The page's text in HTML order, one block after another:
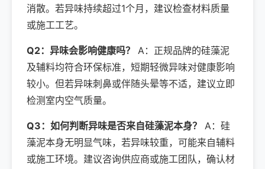
消散。若异味持续超过1个月，建议检查材料质量
或施工工艺。
Q2：异味会影响健康吗？
A：正规品牌的硅藻泥
及辅料均符合环保标准，短期轻微异味对健康影响
较小。但若异味刺鼻或伴随头晕等不适，建议立即
检测室内空气质量。
Q3：如何判断异味是否来自硅藻泥本身？
A：硅
藻泥本身无明显气味，若异味较重，可能来自辅料
或施工环境。建议咨询供应商或施工团队，确认材